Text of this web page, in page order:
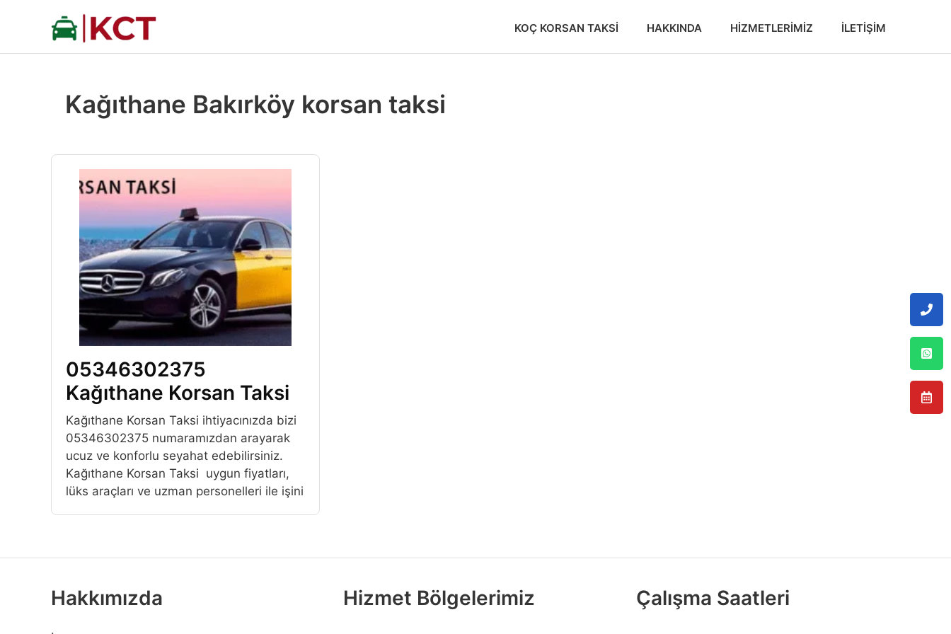
KOÇ KORSAN TAKSI HAKKINDA HIZMETLERIMIZ İLETIŞIM
Kağıthane Bakırköy korsan taksi
05346302375
Kağıthane Korsan Taksi
Kağıthane Korsan Taksi ihtiyacınızda bizi
05346302375 numaramızdan arayarak
ucuz ve konforlu seyahat edebilirsiniz.
Kağıthane Korsan Taksi uygun fiyatları,
lüks araçları ve uzman personelleri ile işini
Hakkımızda Hizmet Bölgelerimiz Çalışma Saatleri